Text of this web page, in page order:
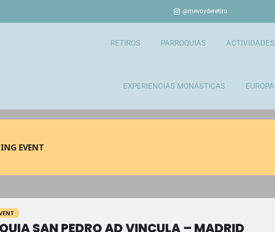
@mevoyderetiro
RETIROS PARROQUIAS ACTIVIDADES
EXPERIENCIAS MONÁSTICAS EUROPA
EVENT
SAN PEDRO AD VINCULA – MADRID